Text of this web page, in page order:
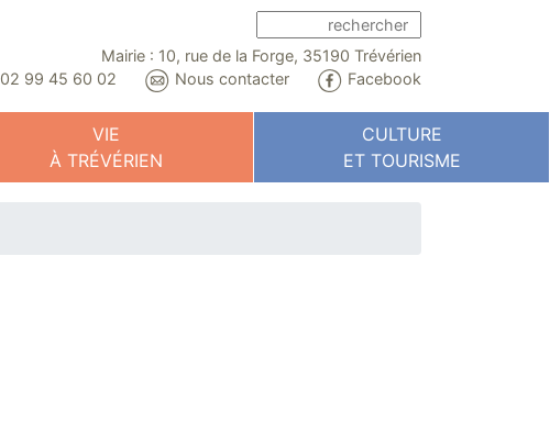
Mairie : 10, rue de la Forge, 35190 Trévérien
02 99 45 60 02
Nous contacter Facebook
VIE
À TRÉVÉRIEN
CULTURE
ET TOURISME